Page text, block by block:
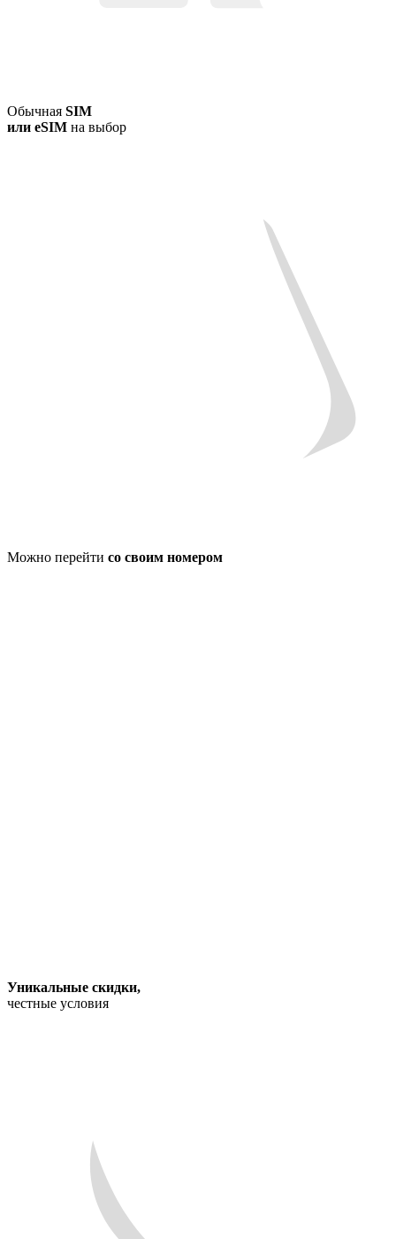
Обычная SIM
или eSIM на выбор
Можно перейти со своим номером
Уникальные скидки,
честные условия